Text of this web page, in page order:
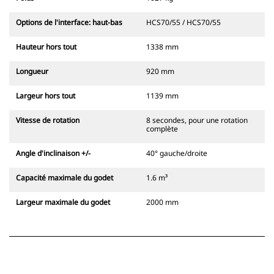
Options de l'interface: haut-bas HCS70/55 / HCS70/55
Hauteur hors tout 1338 mm
Longueur 920 mm
Largeur hors tout 1139 mm
Vitesse de rotation
8 secondes, pour une rotation
complète
Angle d'inclinaison +/- 40° gauche/droite
Capacité maximale du godet 1.6 m³
Largeur maximale du godet 2000 mm